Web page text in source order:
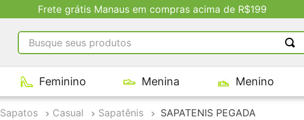
Busque seus produtos
Feminino Menina Menino
Sapatos Casual Sapatênis SAPATENIS PEGADA
TERMOS MAIS BUSCADOS
tênis masculino
tenis feminino